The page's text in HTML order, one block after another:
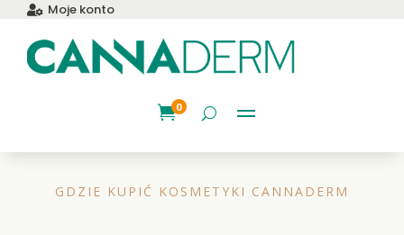
 Moje konto
0
GDZIE KUPIĆ KOSMETYKI CANNADERM